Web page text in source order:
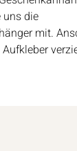
uns die
mit.